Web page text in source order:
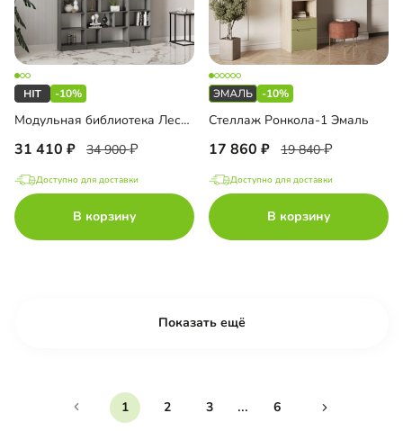
-10%
Модульная библиотека Лестер-9
31 410 34 900
Доступно для доставки
В корзину
-10%
Стеллаж Ронкола-1 Эмаль
17 860 19 840
Доступно для доставки
В корзину
Показать ещё
1 2 3 ... 6